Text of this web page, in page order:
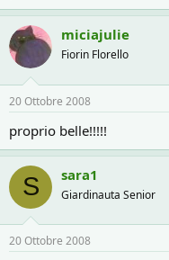
miciajulie
Fiorin Florello
20 Ottobre 2008
proprio belle!!!!!
S sara1
Giardinauta Senior
20 Ottobre 2008